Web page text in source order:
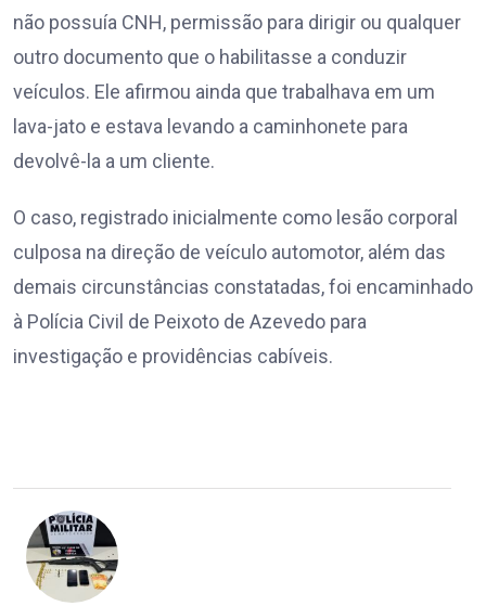
não possuía CNH, permissão para dirigir ou qualquer
outro documento que o habilitasse a conduzir
veículos. Ele afirmou ainda que trabalhava em um
lava-jato e estava levando a caminhonete para
devolvê-la a um cliente.
O caso, registrado inicialmente como lesão corporal
culposa na direção de veículo automotor, além das
demais circunstâncias constatadas, foi encaminhado
à Polícia Civil de Peixoto de Azevedo para
investigação e providências cabíveis.